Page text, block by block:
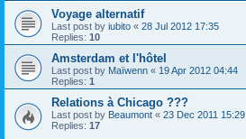
Voyage alternatif
Last post by iubito « 28 Jul 2012 17:35
Replies: 10
Amsterdam et l'hôtel
Last post by Maïwenn « 19 Apr 2012 04:44
Replies: 1
Relations à Chicago ???
Last post by Beaumont « 23 Dec 2011 15:29
Replies: 17